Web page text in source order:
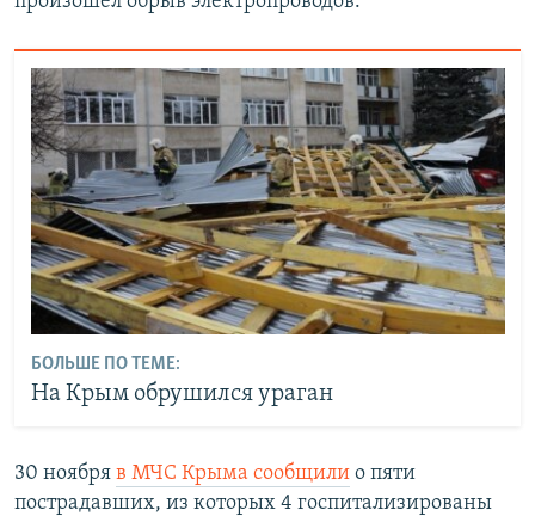
БОЛЬШЕ ПО ТЕМЕ:
На Крым обрушился ураган
30 ноября в МЧС Крыма сообщили о пяти
пострадавших, из которых 4 госпитализированы